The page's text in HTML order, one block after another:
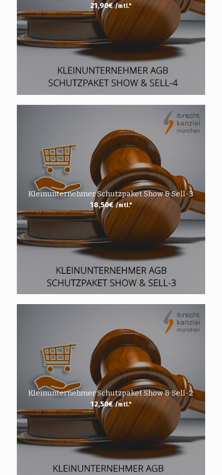
21,90€ /mtl.*
Kleinunternehmer Schutzpaket Show & Sell-3
18,50€ /mtl.*
Kleinunternehmer Schutzpaket Show & Sell-2
12,50€ /mtl.*